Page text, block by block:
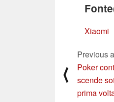
Xiaomi
⟨
Previous
Poker
scende
prima